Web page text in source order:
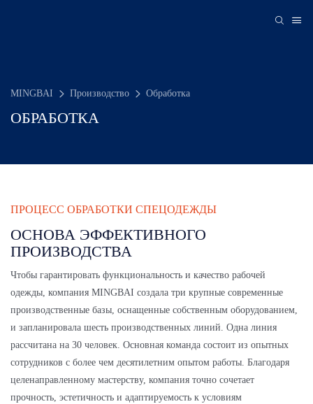
MINGBAI Производство Обработка
ОБРАБОТКА
ПРОЦЕСС ОБРАБОТКИ СПЕЦОДЕЖДЫ
ОСНОВА ЭФФЕКТИВНОГО
ПРОИЗВОДСТВА
Чтобы гарантировать функциональность и качество рабочей
одежды, компания MINGBAI создала три крупные современные
производственные базы, оснащенные собственным оборудованием,
и запланировала шесть производственных линий. Одна линия
рассчитана на 30 человек. Основная команда состоит из опытных
сотрудников с более чем десятилетним опытом работы. Благодаря
целенаправленному мастерству, компания точно сочетает
прочность, эстетичность и адаптируемость к условиям